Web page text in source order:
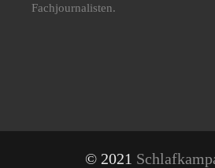
Fachjournalisten.
© 2021